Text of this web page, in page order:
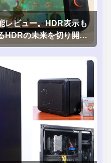
レビュー。HDR表示も
HDRの未来を切り開く